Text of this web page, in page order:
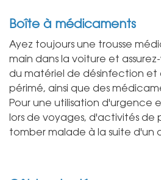
Boîte à médicaments
Ayez toujours une trousse
main dans la voiture et
du matériel de désinfection et
périmé, ainsi que des
Pour une utilisation d'urgence
lors de voyages, d'activités de
tomber malade à la suite d'un